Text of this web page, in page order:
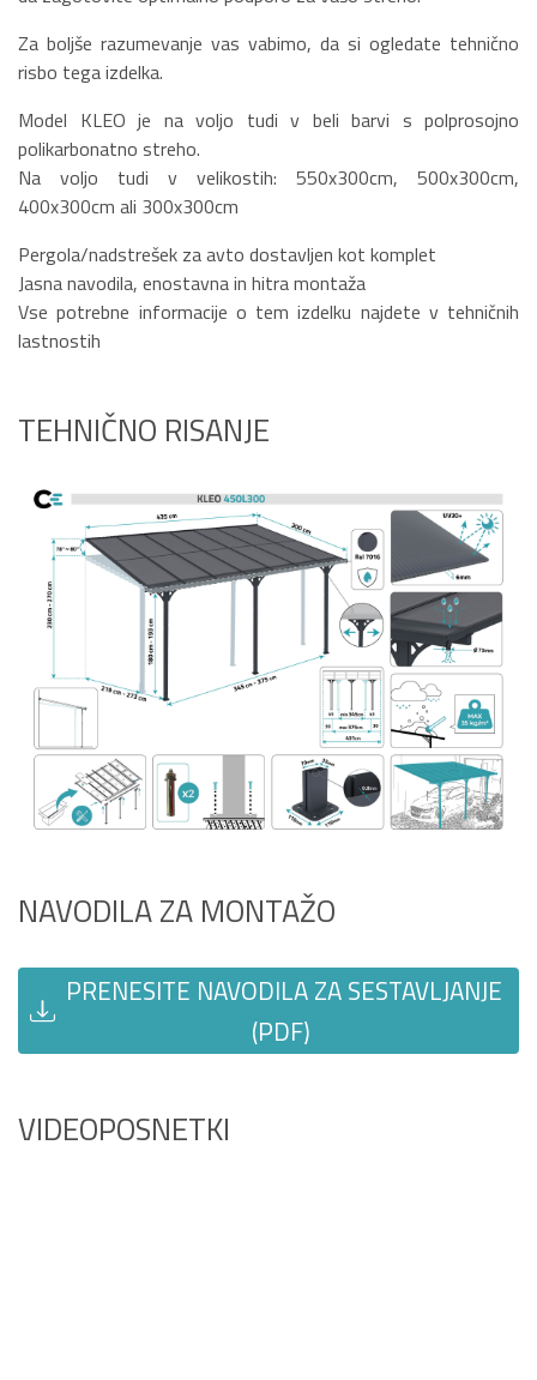
Za boljše razumevanje vas vabimo, da si ogledate tehnično
risbo tega izdelka.
Model KLEO je na voljo tudi v beli barvi s polprosojno
polikarbonatno streho.
Na voljo tudi v velikostih: 550x300cm, 500x300cm,
400x300cm ali 300x300cm
Pergola/nadstrešek za avto dostavljen kot komplet
Jasna navodila, enostavna in hitra montaža
Vse potrebne informacije o tem izdelku najdete v tehničnih
lastnostih
TEHNIČNO RISANJE
NAVODILA ZA MONTAŽO
PRENESITE NAVODILA ZA SESTAVLJANJE
(PDF)
VIDEOPOSNETKI